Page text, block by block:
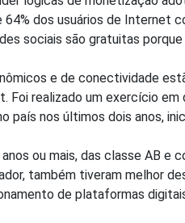
dos usuários de Internet
sociais são gratuitas
e de conectividade
realizado um exercício
nos últimos dois anos,
ou mais, das classe AB e
também tiveram melhor
de plataformas